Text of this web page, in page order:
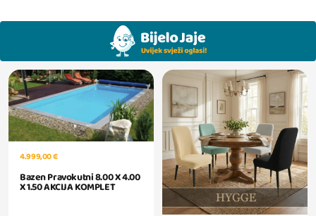
4.999,00 €
Bazen Pravokutni 8.00 X 4.00
X 1.50 AKCIJA KOMPLET